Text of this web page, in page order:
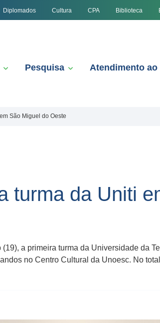
Diplomados Cultura CPA Biblioteca
Pesquisa Atendimento ao
São Miguel do Oeste
turma da Uniti
a primeira turma da Universidade da
no Centro Cultural da Unoesc. No